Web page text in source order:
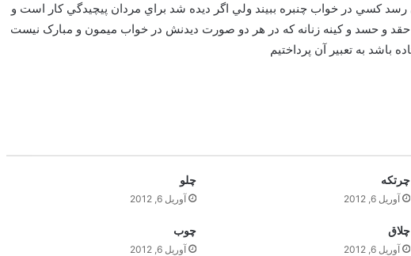
رسد کسي در خواب چنبره ببيند ولي اگر ديده شد براي مردان پيچيدگي کار است و
و حسد و کينه زنانه که در هر دو صورت ديدنش در خواب ميمون و مبارک نيست
باشد به تعبير آن پرداختيم
چرتکه
آوریل 6, 2012
چلو
آوریل 6, 2012
چلاق
آوریل 6, 2012
چوب
آوریل 6, 2012